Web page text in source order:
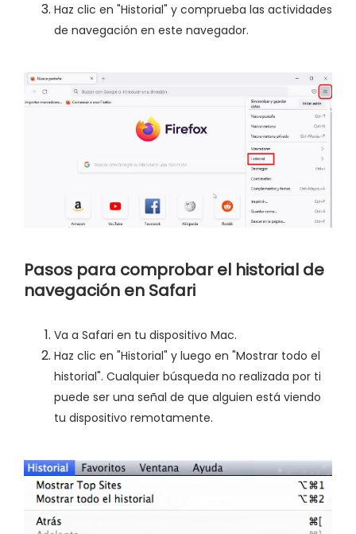
Haz clic en "Historial" y comprueba las actividades
de navegación en este navegador.
Pasos para comprobar el historial de
navegación en Safari
Va a Safari en tu dispositivo Mac.
Haz clic en "Historial" y luego en "Mostrar todo el
historial". Cualquier búsqueda no realizada por ti
puede ser una señal de que alguien está viendo
tu dispositivo remotamente.